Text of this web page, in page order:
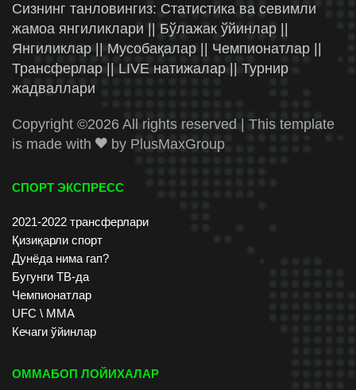
Сизнинг танловингиз: Статистика ва севимли
жамоа янгиликлари || Бўлажак ўйинлар ||
Янгиликлар || Мусобақалар || Чемпионатлар ||
Трансферлар || LIVE натижалар || Турнир
жадваллари
Copyright ©2026 All rights reserved | This template
is made with
by PlusMaxGroup
СПОРТ ЭКСПРЕСС
2021-2022 трансферлари
Қизиқарли спорт
Дунёда нима гап?
Бугунги ТВ-да
Чемпионатлар
UFC \ ММА
Кечаги ўйинлар
ОММАБОП ЛОЙИХАЛАР